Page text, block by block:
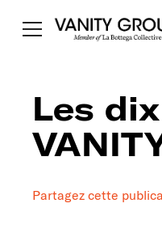
Les
Partagez cette